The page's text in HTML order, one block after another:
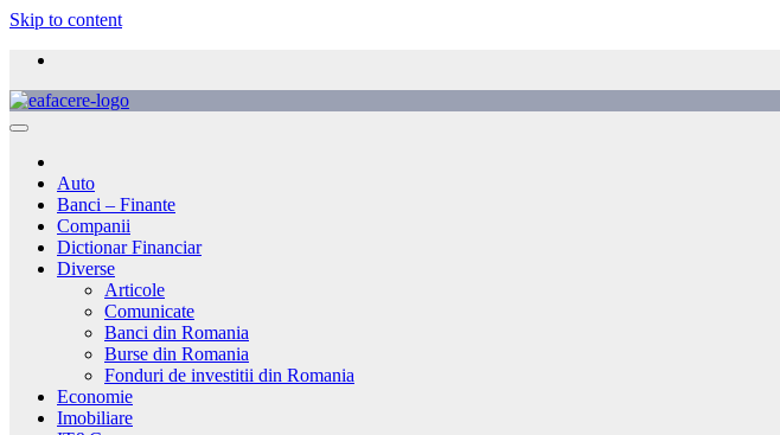
Skip to content
Auto
Banci – Finante
Companii
Dictionar Financiar
Diverse
Articole
Comunicate
Banci din Romania
Burse din Romania
Fonduri de investitii din Romania
Economie
Imobiliare